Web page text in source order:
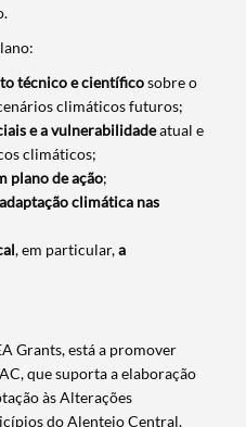
técnico e científicosobre o
climáticos futuros;
e a vulnerabilidadeatual e
climáticos;
plano de ação;
climática nas
, em particular,a
Grants, está a promover
que suporta a elaboração
às Alterações
do Alentejo Central.